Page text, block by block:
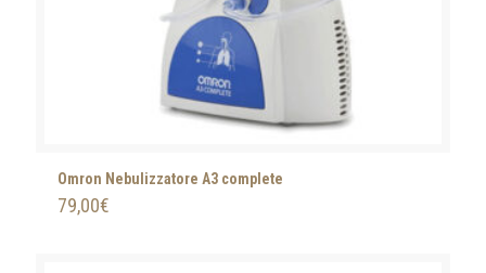
Omron Nebulizzatore A3 complete
79,00€